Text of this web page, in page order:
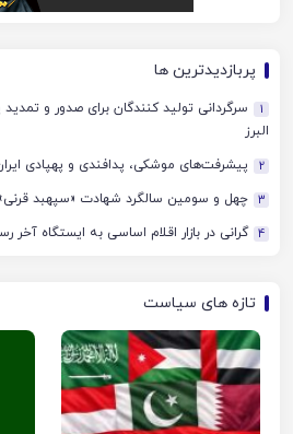
پربازدیدترین ها
1
سرگردانی تولید کنندگان برای صدور و
البرز
2 پیشرفت‌های موشکی، پدافندی و پهپادی
3 چهل‌ و سومین سالگرد شهادت «سپهبد قرنی»
4 گرانی در بازار اقلام اساسی به ایستگاه آخر
تازه های سیاست